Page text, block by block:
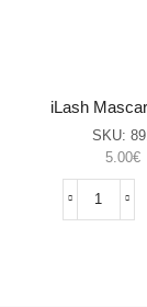
iLash
SKU:
5.00€
iLash